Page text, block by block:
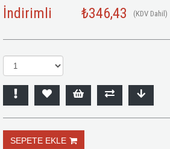
İndirimli ₺346,43 (KDV Dahil)